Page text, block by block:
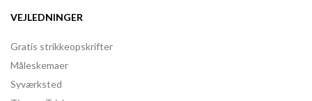
VEJLEDNINGER
Gratis strikkeopskrifter
Måleskemaer
Syværksted